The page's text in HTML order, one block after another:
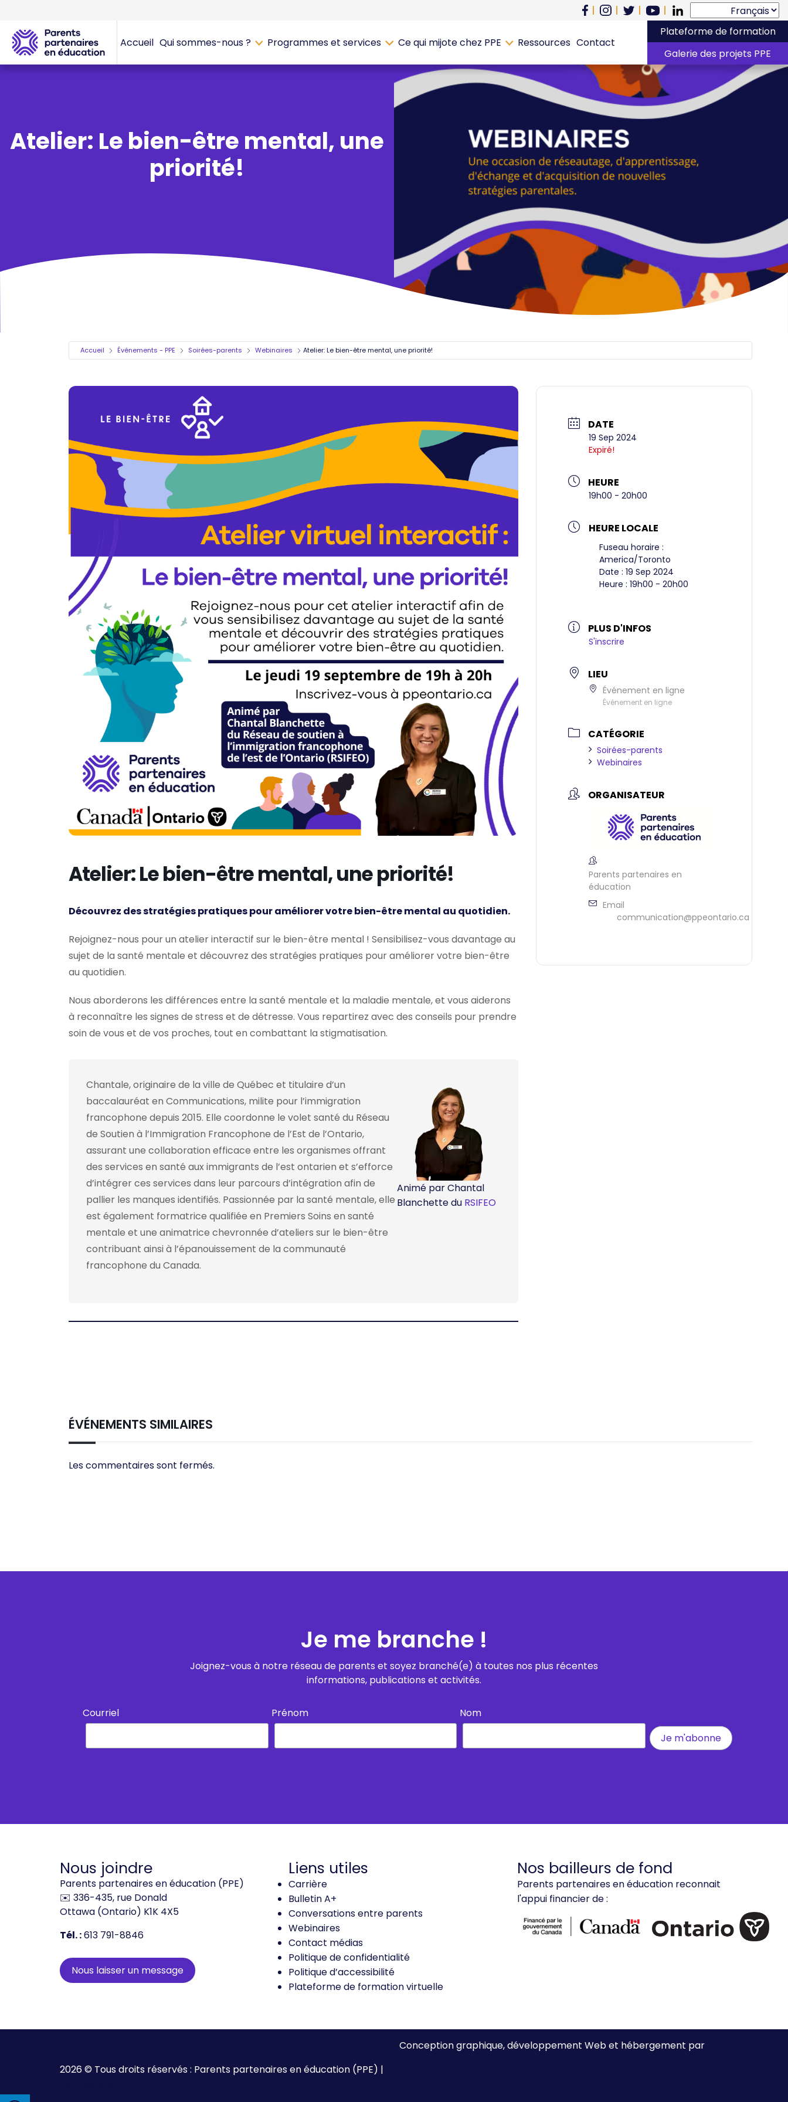
Accueil Qui sommes-nous ? Programmes et services Ce qui mijote chez PPE Ressources Contact
Plateforme de formation
Galerie des projets PPE
Atelier: Le bien-être mental, une
priorité!
Accueil Événements - PPE Soirées-parents Webinaires Atelier: Le bien-être mental, une priorité!
Atelier: Le bien-être mental, une priorité!
Découvrez des stratégies pratiques pour améliorer votre bien-être mental au quotidien.
Rejoignez-nous pour un atelier interactif sur le bien-être mental ! Sensibilisez-vous davantage au
sujet de la santé mentale et découvrez des stratégies pratiques pour améliorer votre bien-être
au quotidien.
Nous aborderons les différences entre la santé mentale et la maladie mentale, et vous aiderons
à reconnaître les signes de stress et de détresse. Vous repartirez avec des conseils pour prendre
soin de vous et de vos proches, tout en combattant la stigmatisation.
Chantale, originaire de la ville de Québec et titulaire d’un
baccalauréat en Communications, milite pour l’immigration
francophone depuis 2015. Elle coordonne le volet santé du Réseau
de Soutien à l’Immigration Francophone de l’Est de l’Ontario,
assurant une collaboration efficace entre les organismes offrant
des services en santé aux immigrants de l’est ontarien et s’efforce
d’intégrer ces services dans leur parcours d’intégration afin de
pallier les manques identifiés. Passionnée par la santé mentale, elle
est également formatrice qualifiée en Premiers Soins en santé
mentale et une animatrice chevronnée d’ateliers sur le bien-être
contribuant ainsi à l’épanouissement de la communauté
francophone du Canada.
Animé par Chantal
Blanchette du RSIFEO
DATE
19 Sep 2024
Expiré!
HEURE
19h00 - 20h00
HEURE LOCALE
Fuseau horaire :
America/Toronto
Date :19 Sep 2024
Heure :19h00 - 20h00
PLUS D'INFOS
S'inscrire
LIEU
Événement en ligne
Événement en ligne
CATÉGORIE
Soirées-parents
Webinaires
ORGANISATEUR
Parents partenaires en
éducation
Email
communication@ppeontario.ca
ÉVÉNEMENTS SIMILAIRES
Les commentaires sont fermés.
Je me branche !
Joignez-vous à notre réseau de parents et soyez branché(e) à toutes nos plus récentes
informations, publications et activités.
Courriel Prénom Nom
Nous joindre
Parents partenaires en éducation (PPE)
✉️ 336-435, rue Donald
Ottawa (Ontario) K1K 4X5
Tél. :613 791-8846
Nous laisser un message
Liens utiles
Carrière
Bulletin A+
Conversations entre parents
Webinaires
Contact médias
Politique de confidentialité
Politique d’accessibilité
Plateforme de formation virtuelle
Nos bailleurs de fond
Parents partenaires en éducation reconnait
l'appui financier de :
PlanConception graphique, développement Web et hébergement par